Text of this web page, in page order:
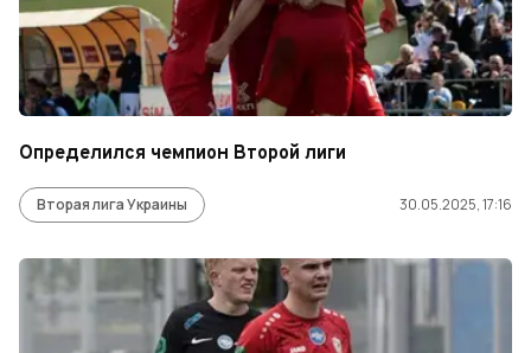
Определился чемпион Второй лиги
Вторая лига Украины 30.05.2025, 17:16